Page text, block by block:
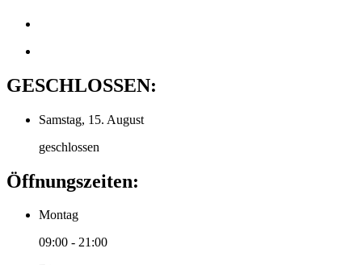
GESCHLOSSEN:
Samstag, 15. August
geschlossen
Öffnungszeiten:
Montag
09:00 - 21:00